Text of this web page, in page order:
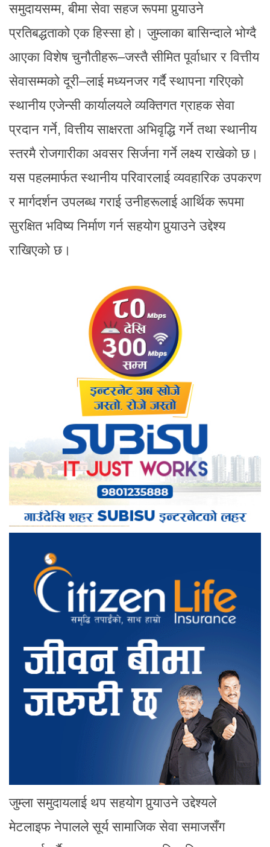
समुदायसम्म, बीमा सेवा सहज रूपमा पुर्‍याउने
प्रतिबद्धताको एक हिस्सा हो। जुम्लाका बासिन्दाले भोग्दै
आएका विशेष चुनौतीहरू–जस्तै सीमित पूर्वाधार र वित्तीय
सेवासम्मको दूरी–लाई मध्यनजर गर्दै स्थापना गरिएको
स्थानीय एजेन्सी कार्यालयले व्यक्तिगत ग्राहक सेवा
प्रदान गर्ने, वित्तीय साक्षरता अभिवृद्धि गर्ने तथा स्थानीय
स्तरमै रोजगारीका अवसर सिर्जना गर्ने लक्ष्य राखेको छ।
यस पहलमार्फत स्थानीय परिवारलाई व्यवहारिक उपकरण
र मार्गदर्शन उपलब्ध गराई उनीहरूलाई आर्थिक रूपमा
सुरक्षित भविष्य निर्माण गर्न सहयोग पुर्‍याउने उद्देश्य
राखिएको छ।
जुम्ला समुदायलाई थप सहयोग पुर्‍याउने उद्देश्यले
मेटलाइफ नेपालले सूर्य सामाजिक सेवा समाजसँग